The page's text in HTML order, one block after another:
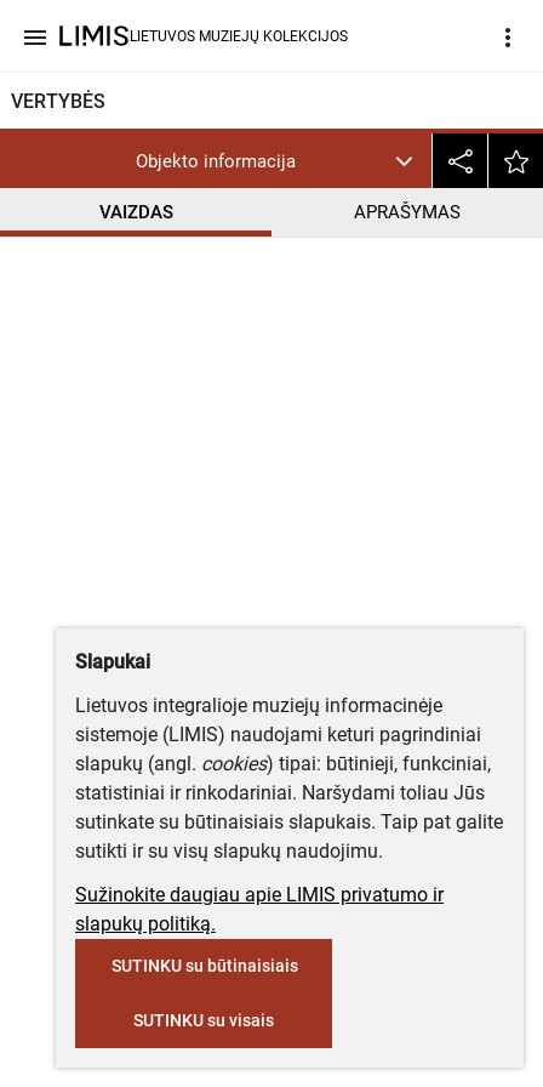
menu LIETUVOS MUZIEJŲ KOLEKCIJOS more_vert
VERTYBĖS
Objekto informacija
VAIZDAS APRAŠYMAS
Slapukai
Lietuvos integralioje muziejų informacinėje
sistemoje (LIMIS) naudojami keturi pagrindiniai
slapukų (angl. cookies) tipai: būtinieji, funkciniai,
statistiniai ir rinkodariniai. Naršydami toliau Jūs
sutinkate su būtinaisiais slapukais. Taip pat galite
sutikti ir su visų slapukų naudojimu.
Sužinokite daugiau apie LIMIS privatumo ir
slapukų politiką.
SUTINKU su būtinaisiais
SUTINKU su visais